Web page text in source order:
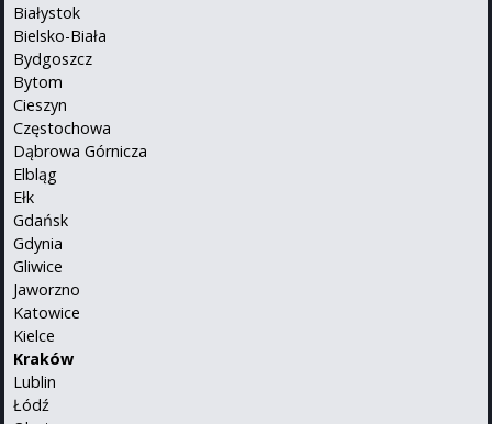
Białystok
Bielsko-Biała
Bydgoszcz
Bytom
Cieszyn
Częstochowa
Dąbrowa Górnicza
Elbląg
Ełk
Gdańsk
Gdynia
Gliwice
Jaworzno
Katowice
Kielce
Kraków
Lublin
Łódź